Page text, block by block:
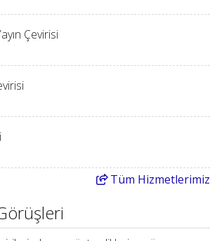
Çevirisi
Tüm Hizmetlerimiz